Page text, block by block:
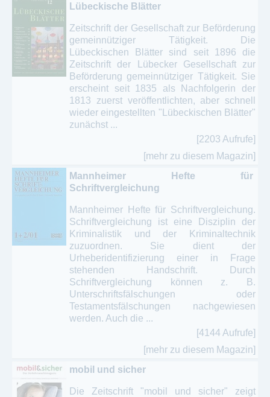
Lübeckische Blätter
Zeitschrift der Gesellschaft zur Beförderung
gemeinnütziger Tätigkeit. Die
Lübeckischen Blätter sind seit 1896 die
Zeitschrift der Lübecker Gesellschaft zur
Beförderung gemeinnütziger Tätigkeit. Sie
erscheint seit 1835 als Nachfolgerin der
1813 zuerst veröffentlichten, aber schnell
wieder eingestellten "Lübeckischen Blätter"
zunächst ...
[2203 Aufrufe]
[mehr zu diesem Magazin]
Mannheimer Hefte für
Schriftvergleichung
Mannheimer Hefte für Schriftvergleichung.
Schriftvergleichung ist eine Disziplin der
Kriminalistik und der Kriminaltechnik
zuzuordnen. Sie dient der
Urheberidentifizierung einer in Frage
stehenden Handschrift. Durch
Schriftvergleichung können z. B.
Unterschriftsfälschungen oder
Testamentsfälschungen nachgewiesen
werden. Auch die ...
[4144 Aufrufe]
[mehr zu diesem Magazin]
mobil und sicher
Die Zeitschrift "mobil und sicher" zeigt